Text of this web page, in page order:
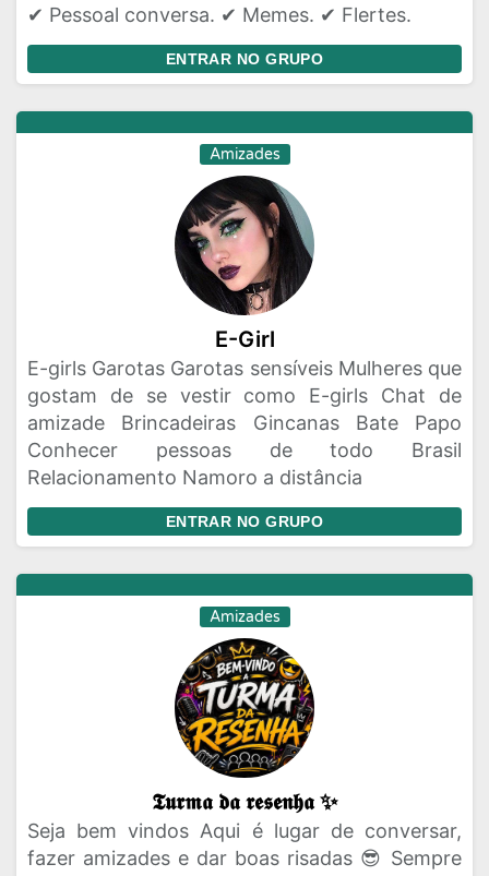
✔ Pessoal conversa. ✔ Memes. ✔ Flertes.
ENTRAR NO GRUPO
Amizades
E-Girl
E-girls Garotas Garotas sensíveis Mulheres que
gostam de se vestir como E-girls Chat de
amizade Brincadeiras Gincanas Bate Papo
Conhecer pessoas de todo Brasil
Relacionamento Namoro a distância
ENTRAR NO GRUPO
Amizades
𝕿𝖚𝖗𝖒𝖆 𝖉𝖆 𝖗𝖊𝖘𝖊𝖓𝖍𝖆 ✨
Seja bem vindos Aqui é lugar de conversar,
fazer amizades e dar boas risadas 😎 Sempre